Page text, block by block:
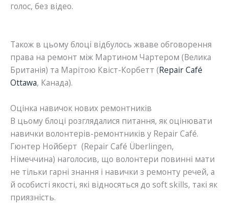
голос, без відео.
Також в цьому блоці відбулось жваве обговорення
права на ремонт між Мартином Чартером (Велика
Британія) та Марітою Квіст-Корбетт (Repair Café
Ottawa, Канада).
Оцінка навичок нових ремонтників
В цьому блоці розглядалися питання, як оцінювати
навички волонтерів-ремонтників у Repair Café.
Гюнтер Нойберт (Repair Café Überlingen,
Німеччина) наголосив, що волонтери повинні мати
не тільки гарні знання і навички з ремонту речей, а
й особисті якості, які відносяться до soft skills, такі як
приязність.